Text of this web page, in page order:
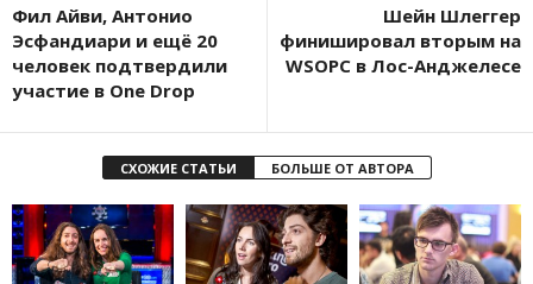
Фил Айви, Антонио
Эсфандиари и ещё 20
человек подтвердили
участие в One Drop
Шейн Шлеггер
финишировал вторым на
WSOPC в Лос-Анджелесе
СХОЖИЕ СТАТЬИ БОЛЬШЕ ОТ АВТОРА